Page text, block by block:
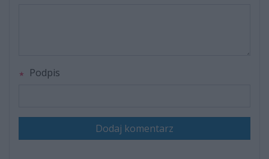
Podpis
Dodaj komentarz